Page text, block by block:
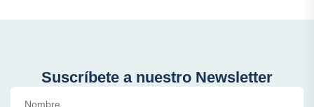
Suscríbete a nuestro Newsletter